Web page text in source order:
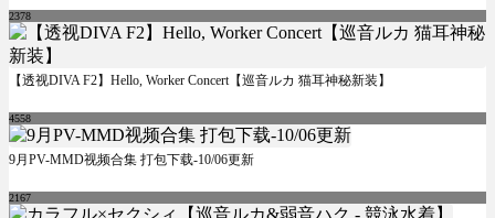
2378
【透视DIVA F2】Hello, Worker Concert【巡音ルカ 猫耳神秘新装】
4558
9月PV-MMD视频合集 打包下载-10/06更新
2167